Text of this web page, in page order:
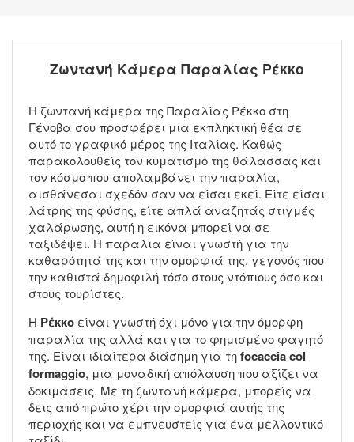
Ζωντανή Κάμερα Παραλίας Ρέκκο
Η ζωντανή κάμερα της Παραλίας Ρέκκο στη
Γένοβα σου προσφέρει μια εκπληκτική θέα σε
αυτό το γραφικό μέρος της Ιταλίας. Καθώς
παρακολουθείς τον κυματισμό της θάλασσας και
τον κόσμο που απολαμβάνει την παραλία,
αισθάνεσαι σχεδόν σαν να είσαι εκεί. Είτε είσαι
λάτρης της φύσης, είτε απλά αναζητάς στιγμές
χαλάρωσης, αυτή η εικόνα μπορεί να σε
ταξιδέψει. Η παραλία είναι γνωστή για την
καθαρότητά της και την ομορφιά της, γεγονός που
την καθιστά δημοφιλή τόσο στους ντόπιους όσο και
στους τουρίστες.
Η Ρέκκο είναι γνωστή όχι μόνο για την όμορφη
παραλία της αλλά και για το φημισμένο φαγητό
της. Είναι ιδιαίτερα διάσημη για τηfocaccia col
formaggio, μια μοναδική απόλαυση που αξίζει να
δοκιμάσεις. Με τη ζωντανή κάμερα, μπορείς να
δεις από πρώτο χέρι την ομορφιά αυτής της
περιοχής και να εμπνευστείς για ένα μελλοντικό